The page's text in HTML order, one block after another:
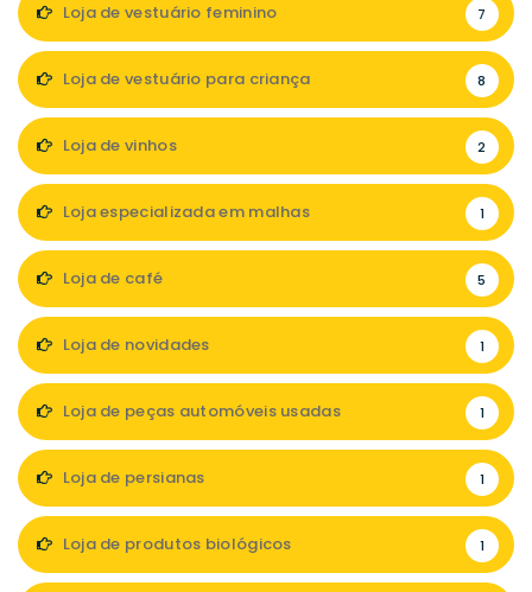
Loja de vestuário feminino 7
Loja de vestuário para criança 8
Loja de vinhos 2
Loja especializada em malhas 1
Loja de café 5
Loja de novidades 1
Loja de peças automóveis usadas 1
Loja de persianas 1
Loja de produtos biológicos 1